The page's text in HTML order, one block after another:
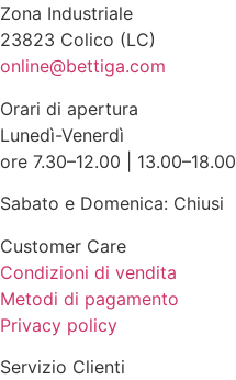
Zona Industriale
23823 Colico (LC)
online@bettiga.com
Orari di apertura
Lunedì-Venerdì
ore 7.30–12.00 | 13.00–18.00
Sabato e Domenica: Chiusi
Customer Care
Condizioni di vendita
Metodi di pagamento
Privacy policy
Servizio Clienti